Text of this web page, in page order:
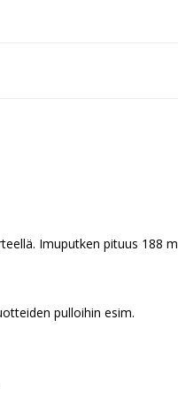
Imuputken pituus 188
pulloihin esim.